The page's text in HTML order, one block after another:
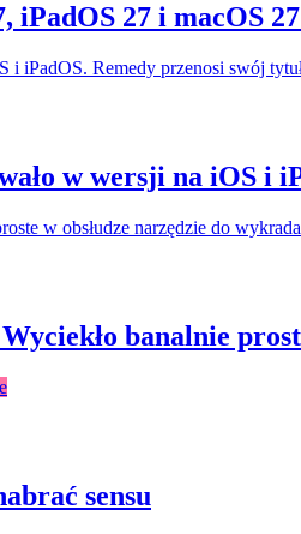
27 i macOS
w wersji na iOS i
banalnie
sensu